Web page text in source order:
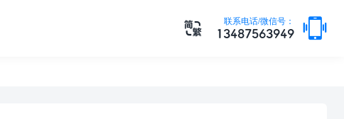
联系电话/微信号：
13487563949 
